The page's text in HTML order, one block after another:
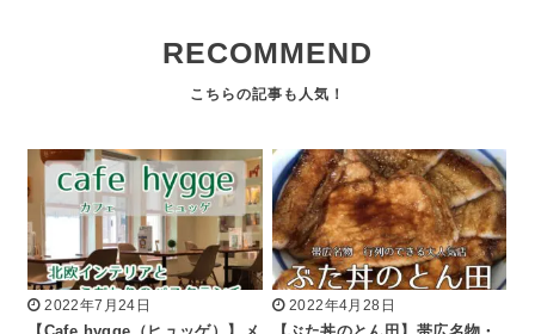
RECOMMEND
2022年7月24日
2022年4月28日